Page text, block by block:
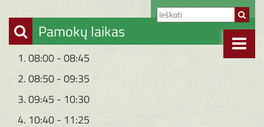
Pamokų laikas
1. 08:00 - 08:45
2. 08:50 - 09:35
3. 09:45 - 10:30
4. 10:40 - 11:25